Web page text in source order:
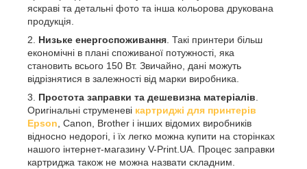
яскраві та детальні фото та інша кольорова друкована
продукція.
Низьке енергоспоживання . Такі принтери більш
економічні в плані споживаної потужності, яка
становить всього 150 Вт. Звичайно, дані можуть
відрізнятися в залежності від марки виробника.
Простота заправки та дешевизна матеріалів
Оригінальні струменеві картриджі для принтерів
Epson , Canon, Brother і інших відомих виробників
відносно недорогі, і їх легко можна купити на сторінках
нашого інтернет-магазину V-Print.UA. Процес заправки
картриджа також не можна назвати складним.